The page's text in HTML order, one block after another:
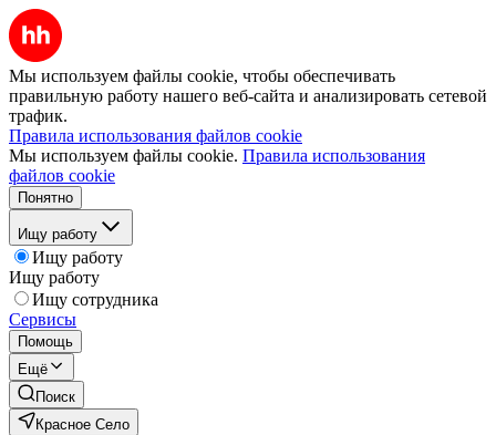
Мы используем файлы cookie, чтобы обеспечивать
правильную работу нашего веб-сайта и анализировать сетевой
трафик.
Правила использования файлов cookie
Мы используем файлы cookie. Правила использования
файлов cookie
Понятно
Ищу работу
Ищу работу
Ищу работу
Ищу сотрудника
Сервисы
Помощь
Ещё
Поиск
Красное Село